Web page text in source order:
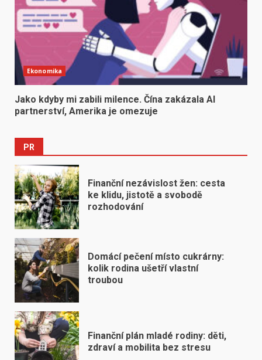
Ekonomika
Jako kdyby mi zabili milence. Čína zakázala AI
partnerství, Amerika je omezuje
PR
Finanční nezávislost žen: cesta
ke klidu, jistotě a svobodě
rozhodování
Domácí pečení místo cukrárny:
kolik rodina ušetří vlastní
troubou
Finanční plán mladé rodiny: děti,
zdraví a mobilita bez stresu